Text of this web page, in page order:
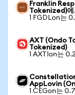
Franklin
Tokenized)
1 FGDLon는
AXT (Ondo
Tokenized)
1 AXTIon는
AppLovin
1 CEGon는